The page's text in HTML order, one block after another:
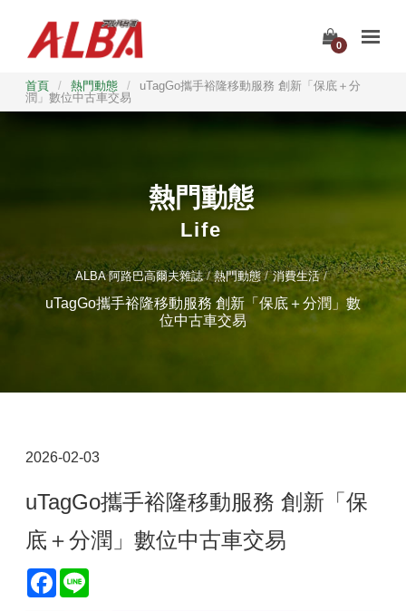
0
首頁 / 熱門動態 /
uTagGo攜手裕隆移動服務 創新「保底＋分
潤」數位中古車交易
熱門動態
Life
ALBA 阿路巴高爾夫雜誌 熱門動態 消費生活
uTagGo攜手裕隆移動服務 創新「保底＋分潤」數
位中古車交易
2026-02-03
uTagGo攜手裕隆移動服務 創新「保
底＋分潤」數位中古車交易
Facebook